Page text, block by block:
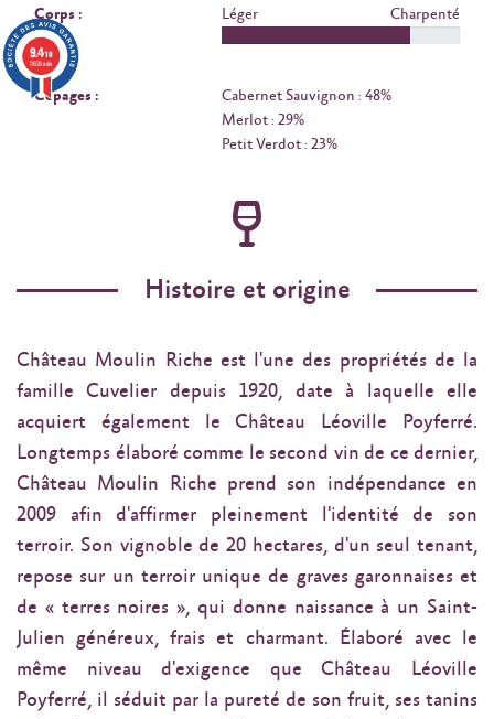
Corps : Léger Charpenté
Cépages :
Cabernet Sauvignon : 48%
Merlot : 29%
Petit Verdot : 23%
Histoire et origine
Château Moulin Riche est l'une des propriétés de la
famille Cuvelier depuis 1920, date à laquelle elle
acquiert également le Château Léoville Poyferré.
Longtemps élaboré comme le second vin de ce dernier,
Château Moulin Riche prend son indépendance en
2009 afin d'affirmer pleinement l'identité de son
terroir. Son vignoble de 20 hectares, d'un seul tenant,
repose sur un terroir unique de graves garonnaises et
de « terres noires », qui donne naissance à un Saint-
Julien généreux, frais et charmant. Élaboré avec le
même niveau d'exigence que Château Léoville
Poyferré, il séduit par la pureté de son fruit, ses tanins
9.4/10
3638 avis